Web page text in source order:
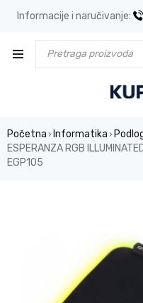
Informacije i naručivanje:
Početna › Informatika ›
ESPERANZA RGB
EGP105